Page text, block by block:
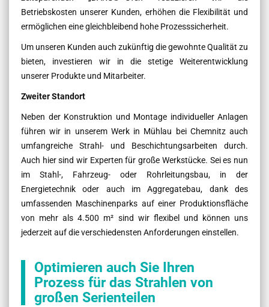
Betriebskosten unserer Kunden, erhöhen die Flexibilität und
ermöglichen eine gleichbleibend hohe Prozesssicherheit.
Um unseren Kunden auch zukünftig die gewohnte Qualität zu
bieten, investieren wir in die stetige Weiterentwicklung
unserer Produkte und Mitarbeiter.
Zweiter Standort
Neben der Konstruktion und Montage individueller Anlagen
führen wir in unserem Werk in Mühlau bei Chemnitz auch
umfangreiche Strahl- und Beschichtungsarbeiten durch.
Auch hier sind wir Experten für große Werkstücke. Sei es nun
im Stahl-, Fahrzeug- oder Rohrleitungsbau, in der
Energietechnik oder auch im Aggregatebau, dank des
umfassenden Maschinenparks auf einer Produktionsfläche
von mehr als 4.500 m² sind wir flexibel und können uns
jederzeit auf die verschiedensten Anforderungen einstellen.
Optimieren auch Sie Ihren
Prozess für das Strahlen von
großen Serienteilen